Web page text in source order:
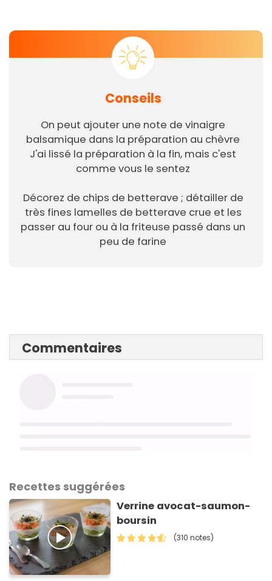
Conseils
On peut ajouter une note de vinaigre
balsamique dans la préparation au chèvre
J'ai lissé la préparation à la fin, mais c'est
comme vous le sentez
Décorez de chips de betterave ; détailler de
très fines lamelles de betterave crue et les
passer au four ou à la friteuse passé dans un
peu de farine
Commentaires
Recettes suggérées
Verrine avocat-saumon-
boursin
(310 notes)